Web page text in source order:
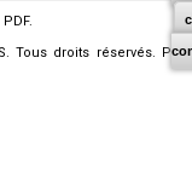
Tous droits réservés.